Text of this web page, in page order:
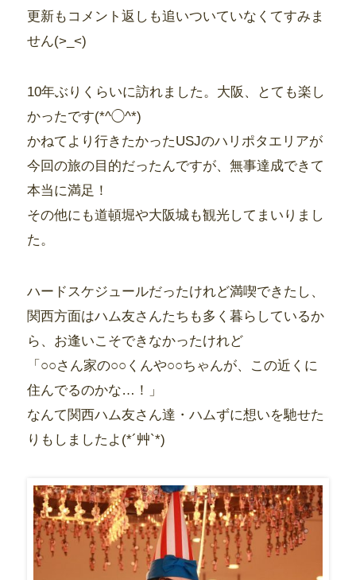
更新もコメント返しも追いついていなくてすみま
せん(>_<)
10年ぶりくらいに訪れました。大阪、とても楽し
かったです(*^◯^*)
かねてより行きたかったUSJのハリポタエリアが
今回の旅の目的だったんですが、無事達成できて
本当に満足！
その他にも道頓堀や大阪城も観光してまいりまし
た。
ハードスケジュールだったけれど満喫できたし、
関西方面はハム友さんたちも多く暮らしているか
ら、お逢いこそできなかったけれど
「○○さん家の○○くんや○○ちゃんが、この近くに
住んでるのかな…！」
なんて関西ハム友さん達・ハムずに想いを馳せた
りもしましたよ(*´艸`*)